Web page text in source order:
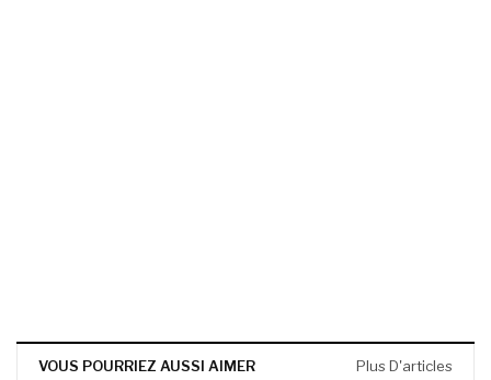
VOUS POURRIEZ AUSSI AIMER Plus D'articles